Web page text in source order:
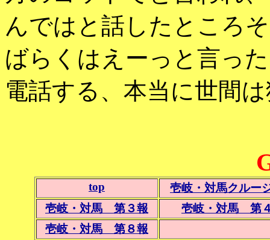
んではと話したところ
ばらくはえーっと言っ
電話する、本当に世間
top
壱岐・対馬クルー
壱岐・対馬 第３報
壱岐・対馬 第
壱岐・対馬 第８報